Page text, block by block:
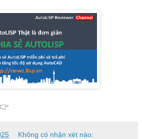
Không có nhận xét nào: